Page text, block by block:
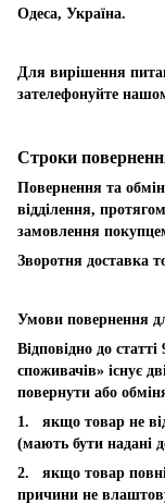
Одеса, Україна.
Для вирішення
зателефонуйте
Строки
Повернення та
відділення,
замовлення
Зворотня доставка
Умови повернення
Відповідно до
споживачів» існує
повернути або
1. якщо товар не
(мають бути надані
2. якщо товар
причини не